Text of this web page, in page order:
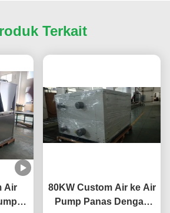
Terkait
Air
80KW Custom Air ke Air
Pump Panas Dengan